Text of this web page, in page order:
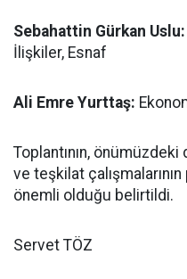
Sebahattin Gürkan Uslu:
İlişkiler, Esnaf
Ali Emre Yurttaş:
Toplantının,
ve teşkilat çalışmalarının
önemli olduğu belirtildi.
Servet TÖZ